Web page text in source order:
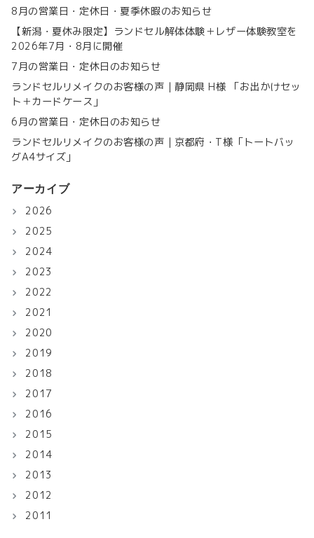
送
り
8月の営業日・定休日・夏季休暇のお知らせ
【新潟・夏休み限定】ランドセル解体体験＋レザー体験教室を
2026年7月・8月に開催
7月の営業日・定休日のお知らせ
ランドセルリメイクのお客様の声｜静岡県 H様 「お出かけセッ
ト＋カードケース」
6月の営業日・定休日のお知らせ
ランドセルリメイクのお客様の声｜京都府・T様「トートバッ
グA4サイズ」
アーカイブ
2026
2025
2024
2023
2022
2021
2020
2019
2018
2017
2016
2015
2014
2013
2012
2011